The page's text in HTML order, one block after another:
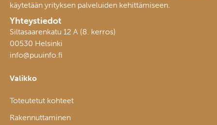
käytetään yrityksen palveluiden kehittämiseen.
Yhteystiedot
Siltasaarenkatu 12 A (8. kerros)
00530 Helsinki
info@puuinfo.fi
Valikko
Toteutetut kohteet
Rakennuttaminen